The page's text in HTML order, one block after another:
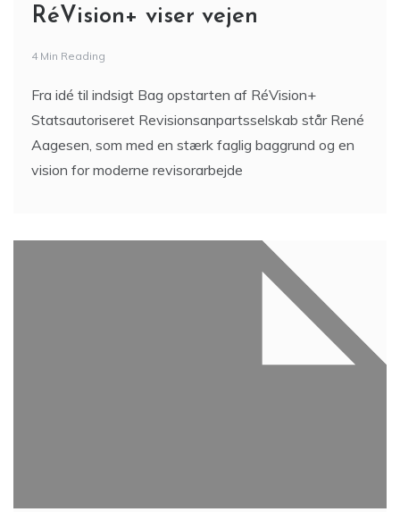
RéVision+ viser vejen
4 Min Reading
Fra idé til indsigt Bag opstarten af RéVision+
Statsautoriseret Revisionsanpartsselskab står René
Aagesen, som med en stærk faglig baggrund og en
vision for moderne revisorarbejde